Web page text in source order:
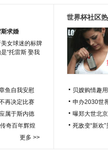
求婚
女球迷的标牌
“托雷斯 娶我
鱼自我安慰
再决定比赛
属于斯内德
奇百年辉煌
更多 >>
世界杯社区
贝嫂购情趣
申办2030世
曝郑大世北
死敌变“新欢